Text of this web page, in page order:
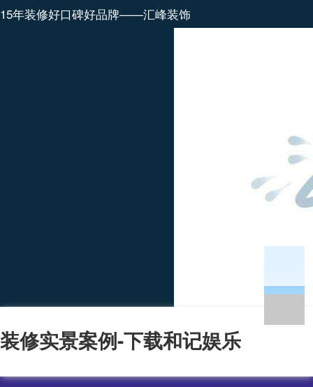
15年装修好口碑好品牌——汇峰装饰
装修实景案例-下载和记娱乐